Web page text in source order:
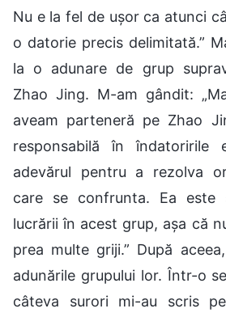
Nu e la fel de ușor ca atunci
o datorie precis delimitată.”
la o adunare de grup
Zhao Jing. M-am gândit:
aveam parteneră pe Zhao
responsabilă în
adevărul pentru a rezolva
care se confrunta. Ea este
lucrării în acest grup, așa că
prea multe griji.” După
adunările grupului lor. Într-o
câteva surori mi-au scris